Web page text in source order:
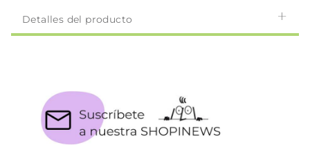
Detalles del producto